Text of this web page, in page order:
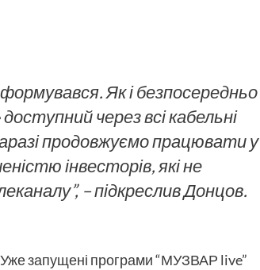
Як і безпосередньо
через всі кабельні
продовжуємо працювати у
інвесторів, які не
– підкреслив Донцов.
запущені програми “МУЗВАР live”